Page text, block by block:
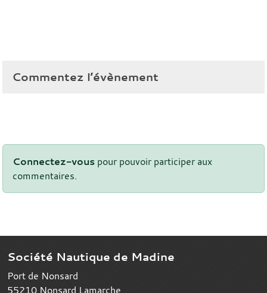
Commentez l’évènement
Connectez-vous pour pouvoir participer aux
commentaires.
Société Nautique de Madine
Port de Nonsard
55210 Nonsard Lamarche